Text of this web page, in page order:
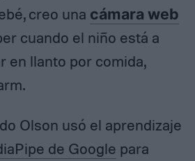
creo una cámara web
cuando el niño está a
en llanto por comida,
Olson usó el aprendizaje
de Google para